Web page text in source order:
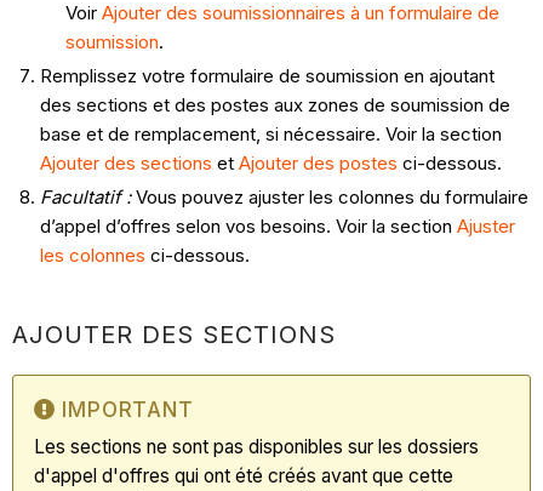
Voir Ajouter des soumissionnaires à un formulaire de
soumission.
Remplissez votre formulaire de soumission en ajoutant
des sections et des postes aux zones de soumission de
base et de remplacement, si nécessaire. Voir la section
Ajouter des sections et Ajouter des postes ci-dessous.
Facultatif :Vous pouvez ajuster les colonnes du formulaire
d’appel d’offres selon vos besoins. Voir la section Ajuster
les colonnes ci-dessous.
AJOUTER DES SECTIONS
IMPORTANT
Les sections ne sont pas disponibles sur les dossiers
d'appel d'offres qui ont été créés avant que cette